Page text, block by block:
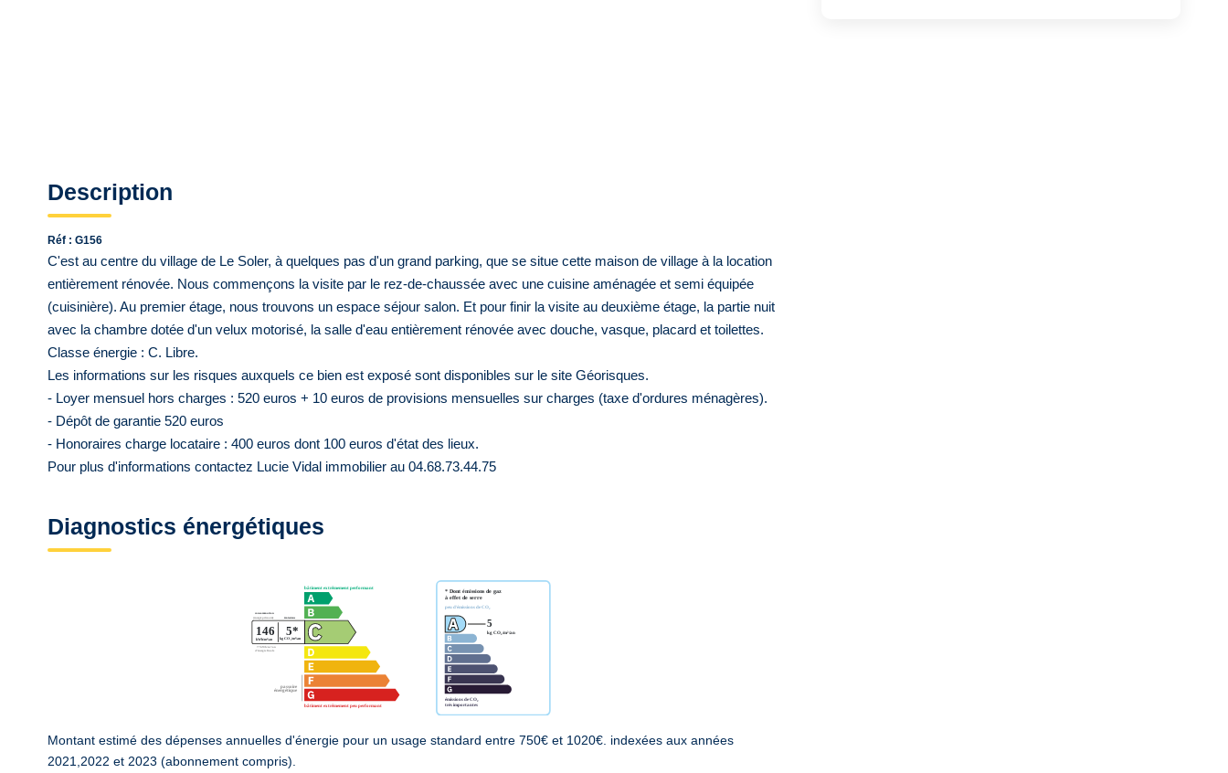
Description
Réf : G156
C'est au centre du village de Le Soler, à quelques pas d'un grand parking, que se situe cette maison de village à la location
entièrement rénovée. Nous commençons la visite par le rez-de-chaussée avec une cuisine aménagée et semi équipée
(cuisinière). Au premier étage, nous trouvons un espace séjour salon. Et pour finir la visite au deuxième étage, la partie nuit
avec la chambre dotée d'un velux motorisé, la salle d'eau entièrement rénovée avec douche, vasque, placard et toilettes.
Classe énergie : C. Libre.
Les informations sur les risques auxquels ce bien est exposé sont disponibles sur le site Géorisques.
- Loyer mensuel hors charges : 520 euros + 10 euros de provisions mensuelles sur charges (taxe d'ordures ménagères).
- Dépôt de garantie 520 euros
- Honoraires charge locataire : 400 euros dont 100 euros d'état des lieux.
Pour plus d'informations contactez Lucie Vidal immobilier au 04.68.73.44.75
Diagnostics énergétiques
Montant estimé des dépenses annuelles d'énergie pour un usage standard entre 750€ et 1020€. indexées aux années
2021,2022 et 2023 (abonnement compris).